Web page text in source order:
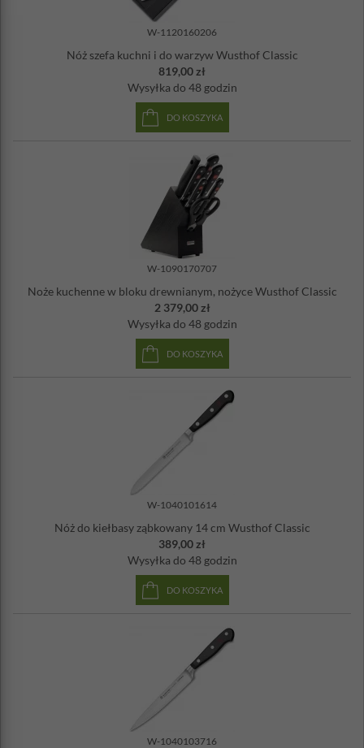
W-1120160206
Nóż szefa kuchni i do warzyw Wusthof Classic
819,00 zł
Wysyłka do 48 godzin
DO KOSZYKA
W-1090170707
Noże kuchenne w bloku drewnianym, nożyce Wusthof Classic
2 379,00 zł
Wysyłka do 48 godzin
DO KOSZYKA
W-1040101614
Nóż do kiełbasy ząbkowany 14 cm Wusthof Classic
389,00 zł
Wysyłka do 48 godzin
DO KOSZYKA
W-1040103716